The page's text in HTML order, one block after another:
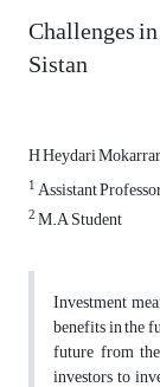
Challenges
Sistan
H Heydari Mokarrar
1Assistant
2M.A Student
Investment
benefits in the
future from
investors to